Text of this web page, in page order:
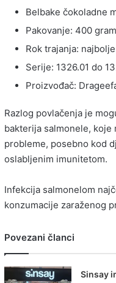
Belbake čokoladne
Pakovanje: 400
Rok trajanja:
Serije: 1326.01 do
Proizvođač:
Razlog povlačenja je
bakterija salmonele,
probleme, posebno kod
oslabljenim imunitetom.
Infekcija salmonelom
konzumacije zaraženog
Povezani članci
Sinsay